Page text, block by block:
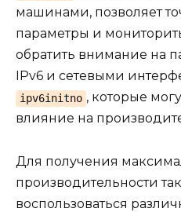
машинами, позволяет
параметры и
обратить внимание на
IPv6 и сетевыми
ipv6initno , которые
влияние на
Для получения
производительности
воспользоваться